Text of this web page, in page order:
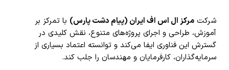
شرکت مرکز ال اس اف ایران (پیام دشت پارس) با تمرکز بر
آموزش، طراحی و اجرای پروژه‌های متنوع، نقش کلیدی در
گسترش این فناوری ایفا می‌کند و توانسته اعتماد بسیاری از
سرمایه‌گذاران، کارفرمایان و مهندسان را جلب کند.